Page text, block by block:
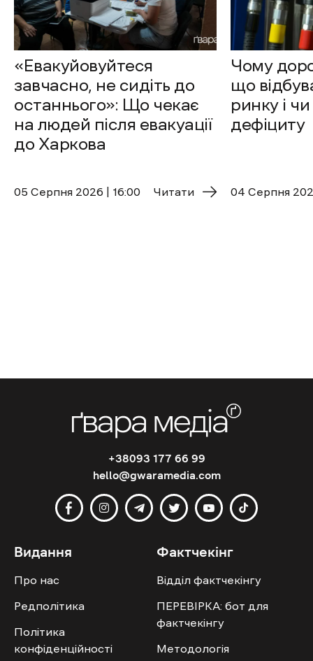
«Евакуйовуйтеся
завчасно, не сидіть до
останнього»: Що чекає
на людей після евакуації
до Харкова
05 Cерпня 2026 | 16:00 Читати
Чому
що
ринку і
дефіциту
04 Cерпня
+38093 177 66 99
hello@gwaramedia.com
Видання
Про нас
Редполітика
Політика
конфіденційності
Фактчекінг
Відділ фактчекінгу
ПЕРЕВІРКА: бот для
фактчекінгу
Методологія